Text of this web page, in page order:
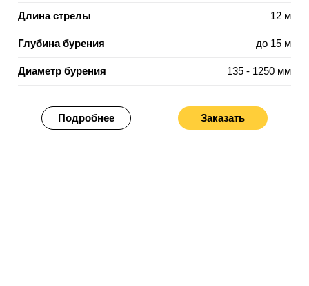
Длина стрелы 12 м
Глубина бурения до 15 м
Диаметр бурения 135 - 1250 мм
Подробнее Заказать